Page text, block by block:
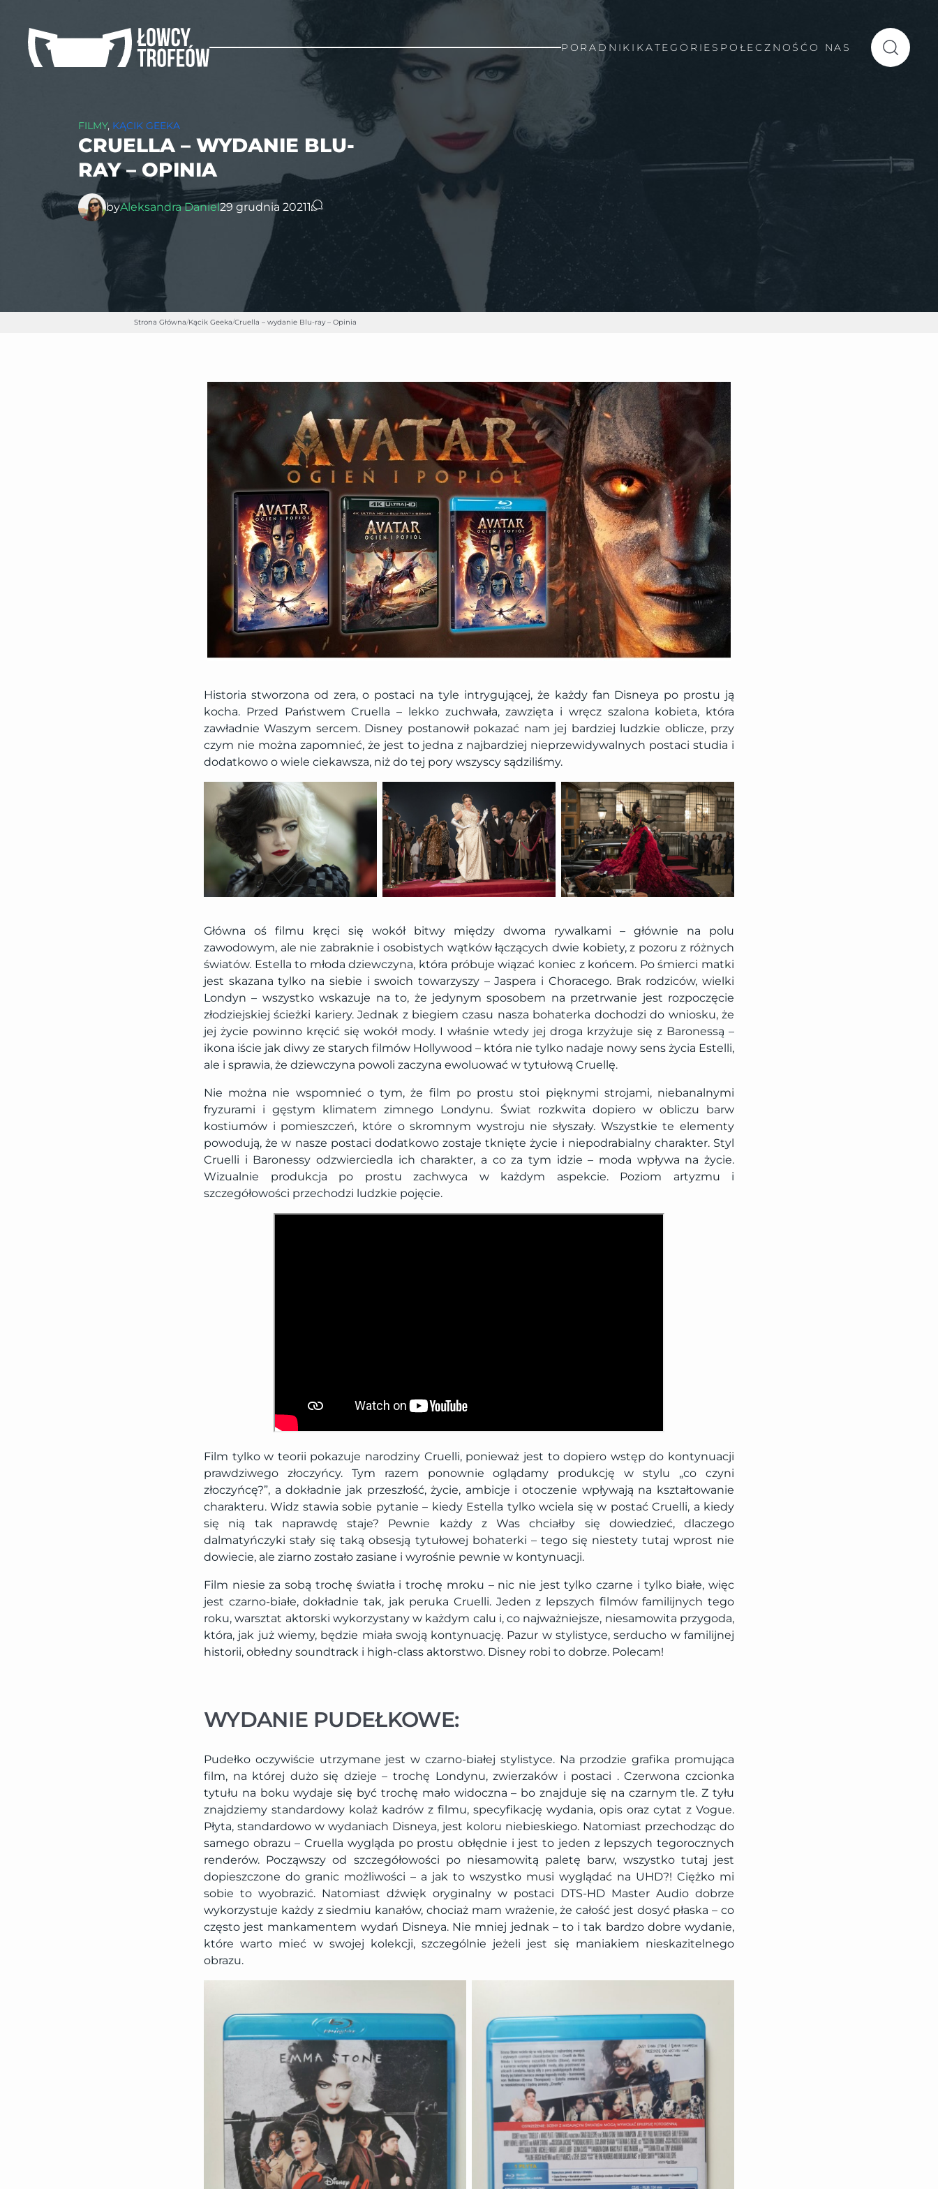
PORADNIKI KATEGORIE SPOŁECZNOŚĆO NAS
FILMY, KĄCIK GEEKA
CRUELLA – WYDANIE BLU-
RAY – OPINIA
byAleksandra Daniel29 grudnia 20211
Strona Główna/Kącik Geeka/Cruella – wydanie Blu-ray – Opinia
Historia stworzona od zera, o postaci na tyle intrygującej, że każdy fan Disneya po prostu ją
kocha. Przed Państwem Cruella – lekko zuchwała, zawzięta i wręcz szalona kobieta, która
zawładnie Waszym sercem. Disney postanowił pokazać nam jej bardziej ludzkie oblicze, przy
czym nie można zapomnieć, że jest to jedna z najbardziej nieprzewidywalnych postaci studia i
dodatkowo o wiele ciekawsza, niż do tej pory wszyscy sądziliśmy.
Główna oś filmu kręci się wokół bitwy między dwoma rywalkami – głównie na polu
zawodowym, ale nie zabraknie i osobistych wątków łączących dwie kobiety, z pozoru z różnych
światów. Estella to młoda dziewczyna, która próbuje wiązać koniec z końcem. Po śmierci matki
jest skazana tylko na siebie i swoich towarzyszy – Jaspera i Choracego. Brak rodziców, wielki
Londyn – wszystko wskazuje na to, że jedynym sposobem na przetrwanie jest rozpoczęcie
złodziejskiej ścieżki kariery. Jednak z biegiem czasu nasza bohaterka dochodzi do wniosku, że
jej życie powinno kręcić się wokół mody. I właśnie wtedy jej droga krzyżuje się z Baronessą –
ikona iście jak diwy ze starych filmów Hollywood – która nie tylko nadaje nowy sens życia Estelli,
ale i sprawia, że dziewczyna powoli zaczyna ewoluować w tytułową Cruellę.
Nie można nie wspomnieć o tym, że film po prostu stoi pięknymi strojami, niebanalnymi
fryzurami i gęstym klimatem zimnego Londynu. Świat rozkwita dopiero w obliczu barw
kostiumów i pomieszczeń, które o skromnym wystroju nie słyszały. Wszystkie te elementy
powodują, że w nasze postaci dodatkowo zostaje tknięte życie i niepodrabialny charakter. Styl
Cruelli i Baronessy odzwierciedla ich charakter, a co za tym idzie – moda wpływa na życie.
Wizualnie produkcja po prostu zachwyca w każdym aspekcie. Poziom artyzmu i
szczegółowości przechodzi ludzkie pojęcie.
Film tylko w teorii pokazuje narodziny Cruelli, ponieważ jest to dopiero wstęp do kontynuacji
prawdziwego złoczyńcy. Tym razem ponownie oglądamy produkcję w stylu „co czyni
złoczyńcę?”, a dokładnie jak przeszłość, życie, ambicje i otoczenie wpływają na kształtowanie
charakteru. Widz stawia sobie pytanie – kiedy Estella tylko wciela się w postać Cruelli, a kiedy
się nią tak naprawdę staje? Pewnie każdy z Was chciałby się dowiedzieć, dlaczego
dalmatyńczyki stały się taką obsesją tytułowej bohaterki – tego się niestety tutaj wprost nie
dowiecie, ale ziarno zostało zasiane i wyrośnie pewnie w kontynuacji.
Film niesie za sobą trochę światła i trochę mroku – nic nie jest tylko czarne i tylko białe, więc
jest czarno-białe, dokładnie tak, jak peruka Cruelli. Jeden z lepszych filmów familijnych tego
roku, warsztat aktorski wykorzystany w każdym calu i, co najważniejsze, niesamowita przygoda,
która, jak już wiemy, będzie miała swoją kontynuację. Pazur w stylistyce, serducho w familijnej
historii, obłedny soundtrack i high-class aktorstwo. Disney robi to dobrze. Polecam!
WYDANIE PUDEŁKOWE:
Pudełko oczywiście utrzymane jest w czarno-białej stylistyce. Na przodzie grafika promująca
film, na której dużo się dzieje – trochę Londynu, zwierzaków i postaci . Czerwona czcionka
tytułu na boku wydaje się być trochę mało widoczna – bo znajduje się na czarnym tle. Z tyłu
znajdziemy standardowy kolaż kadrów z filmu, specyfikację wydania, opis oraz cytat z Vogue.
Płyta, standardowo w wydaniach Disneya, jest koloru niebieskiego. Natomiast przechodząc do
samego obrazu – Cruella wygląda po prostu obłędnie i jest to jeden z lepszych tegorocznych
renderów. Począwszy od szczegółowości po niesamowitą paletę barw, wszystko tutaj jest
dopieszczone do granic możliwości – a jak to wszystko musi wyglądać na UHD?! Ciężko mi
sobie to wyobrazić. Natomiast dźwięk oryginalny w postaci DTS-HD Master Audio dobrze
wykorzystuje każdy z siedmiu kanałów, chociaż mam wrażenie, że całość jest dosyć płaska – co
często jest mankamentem wydań Disneya. Nie mniej jednak – to i tak bardzo dobre wydanie,
które warto mieć w swojej kolekcji, szczególnie jeżeli jest się maniakiem nieskazitelnego
obrazu.